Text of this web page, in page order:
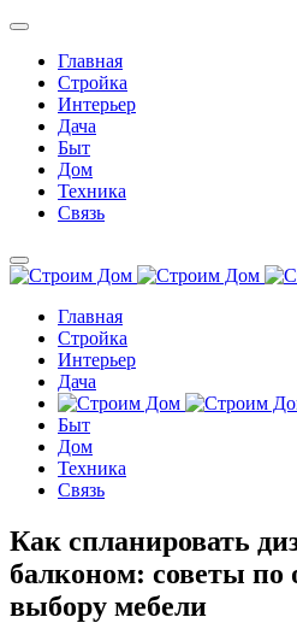
Главная
Стройка
Интерьер
Дача
Быт
Дом
Техника
Связь
Главная
Стройка
Интерьер
Дача
Быт
Дом
Техника
Связь
Как спланировать
балконом: советы по
выбору мебели